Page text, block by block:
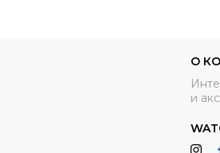
О
и